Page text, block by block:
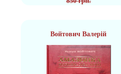
Войтович Валерій